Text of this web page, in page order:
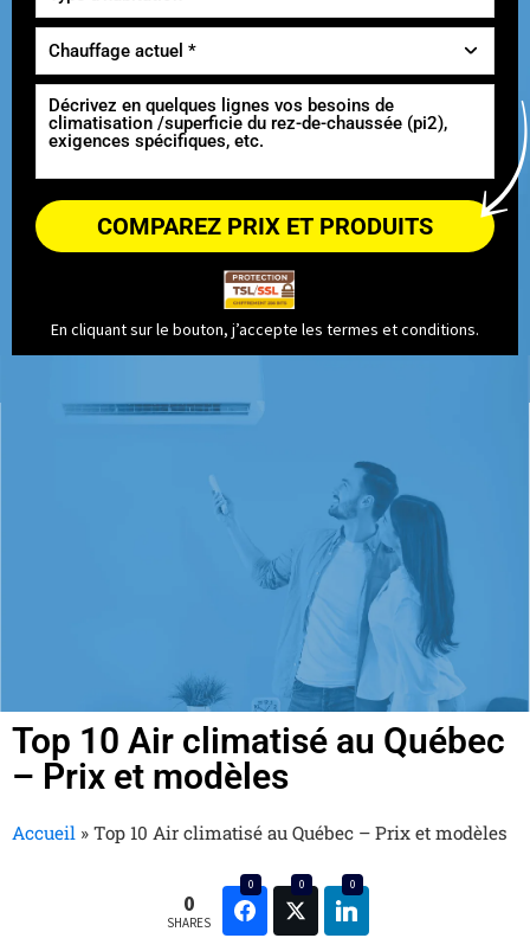
En cliquant sur le bouton, j’accepte les termes et conditions.
Top 10 Air climatisé au Québec
– Prix et modèles
Accueil » Top 10 Air climatisé au Québec – Prix et modèles
0
SHARES
0 0 0